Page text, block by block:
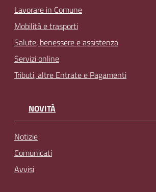
Lavorare in Comune
Mobilità e trasporti
Salute, benessere e assistenza
Servizi online
Tributi, altre Entrate e Pagamenti
NOVITÀ
Notizie
Comunicati
Avvisi